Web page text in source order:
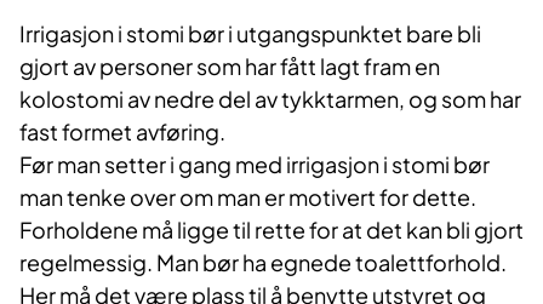
Irrigasjon i stomi bør i utgangspunktet bare bli
gjort av personer som har fått lagt fram en
kolostomi av nedre del av tykktarmen, og som har
fast formet avføring.
Før man setter i gang med irrigasjon i stomi bør
man tenke over om man er motivert for dette.
Forholdene må ligge til rette for at det kan bli gjort
regelmessig. Man bør ha egnede toalettforhold.
Her må det være plass til å benytte utstyret og